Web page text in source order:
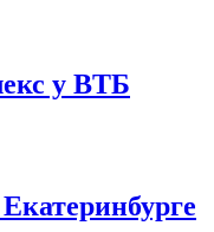
у ВТБ